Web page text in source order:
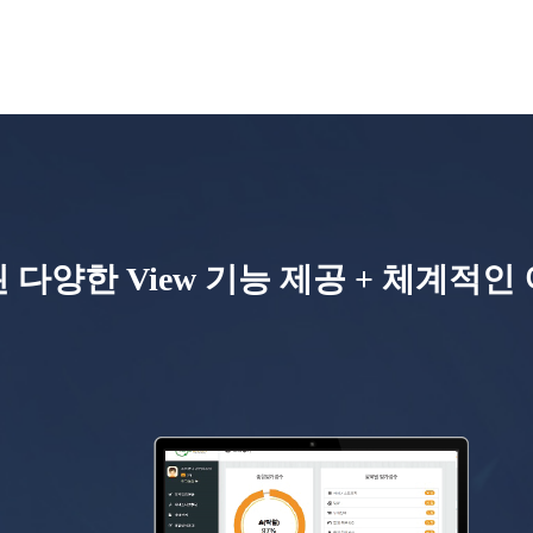
다양한 View 기능 제공 + 체계적인